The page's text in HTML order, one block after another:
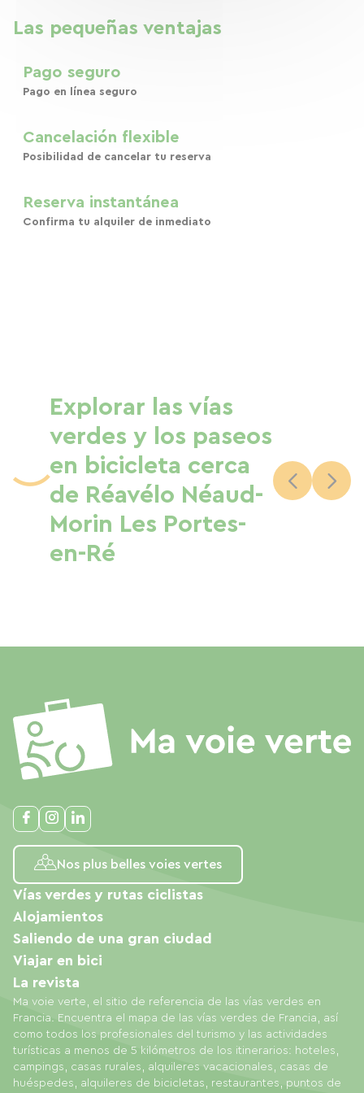
Las pequeñas ventajas
Pago seguro
Pago en línea seguro
Cancelación flexible
Posibilidad de cancelar tu reserva
Reserva instantánea
Confirma tu alquiler de inmediato
Explorar las vías
verdes y los paseos
en bicicleta cerca
de Réavélo Néaud-
Morin Les Portes-
en-Ré
Nos plus belles voies vertes
Ma voie verte, el sitio de referencia de las vías verdes en
Francia. Encuentra el mapa de las vías verdes de Francia, así
como todos los profesionales del turismo y las actividades
turísticas a menos de 5 kilómetros de los itinerarios: hoteles,
campings, casas rurales, alquileres vacacionales, casas de
huéspedes, alquileres de bicicletas, restaurantes, puntos de
Vías verdes y rutas ciclistas
Alojamientos
Saliendo de una gran ciudad
Viajar en bici
La revista